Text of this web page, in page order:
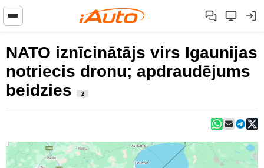
NATO iznīcinātājs virs Igaunijas
notriecis dronu; apdraudējums
beidzies
2